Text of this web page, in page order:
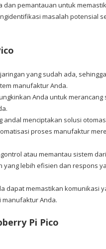
pemantauan untuk
masalah potensial
yang sudah ada,
manufaktur Anda.
Anda untuk merancang
andal menciptakan solusi
proses manufaktur
atau memantau sistem
yang lebih efisien dan respons
dapat memastikan komunikasi
Anda.
Pi Pico